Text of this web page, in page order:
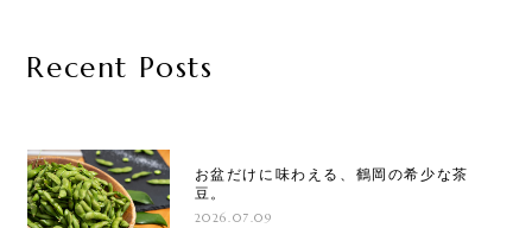
Recent Posts
お盆だけに味わえる、鶴岡の希少な茶
豆。
2026.07.09